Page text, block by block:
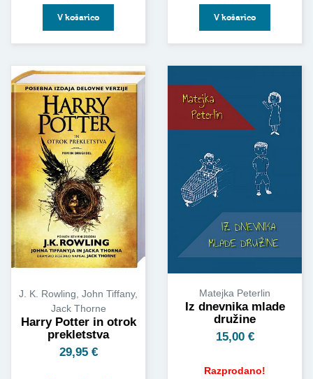
V košarico V košarico
J. K. Rowling, John Tiffany,
Jack Thorne
Harry Potter in otrok
prekletstva
29,95 €
Matejka Peterlin
Iz dnevnika mlade
družine
15,00 €
Razprodano!